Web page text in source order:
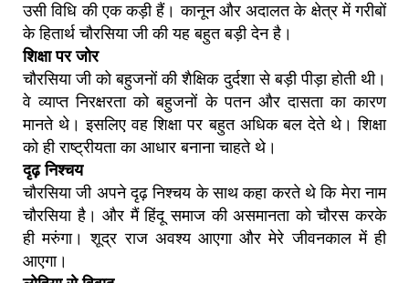
उसी विधि की एक कड़ी हैं। कानून और अदालत के क्षेत्र में गरीबों
के हितार्थ चौरसिया जी की यह बहुत बड़ी देन है।
शिक्षा पर जोर
चौरसिया जी को बहुजनों की शैक्षिक दुर्दशा से बड़ी पीड़ा होती थी।
वे व्याप्त निरक्षरता को बहुजनों के पतन और दासता का कारण
मानते थे। इसलिए वह शिक्षा पर बहुत अधिक बल देते थे। शिक्षा
को ही राष्ट्रीयता का आधार बनाना चाहते थे।
दृढ़ निश्चय
चौरसिया जी अपने दृढ़ निश्चय के साथ कहा करते थे कि मेरा नाम
चौरसिया है। और मैं हिंदू समाज की असमानता को चौरस करके
ही मरुंगा। शूद्र राज अवश्य आएगा और मेरे जीवनकाल में ही
आएगा।